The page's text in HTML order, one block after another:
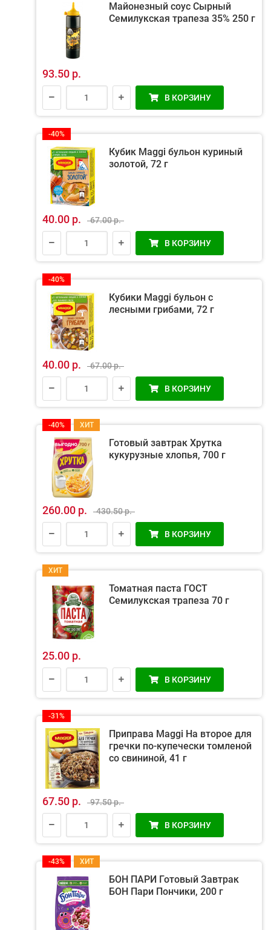
Майонезный соус Cырный
Семилукская трапеза 35% 250 г
93.50 р.
В КОРЗИНУ
-40%
Кубик Maggi бульон куриный
золотой, 72 г
40.00 р. 67.00 р.
В КОРЗИНУ
-40%
Кубики Maggi бульон с
лесными грибами, 72 г
40.00 р. 67.00 р.
В КОРЗИНУ
-40% ХИТ
Готовый завтрак Хрутка
кукурузные хлопья, 700 г
260.00 р. 430.50 р.
В КОРЗИНУ
ХИТ
Томатная паста ГОСТ
Семилукская трапеза 70 г
25.00 р.
В КОРЗИНУ
-31%
Приправа Maggi На второе для
гречки по-купечески томленой
со свининой, 41 г
67.50 р. 97.50 р.
В КОРЗИНУ
-43% ХИТ
БОН ПАРИ Готовый Завтрак
БОН Пари Пончики, 200 г